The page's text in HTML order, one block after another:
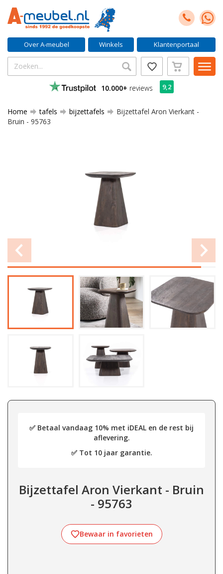
Over A-meubel Winkels Klantenportaal
10.000+ reviews 9,2
Home tafels bijzettafels
Bijzettafel Aron Vierkant -
Bruin - 95763
✅ Betaal vandaag 10% met iDEAL en de rest bij
aflevering.
✅ Tot 10 jaar garantie.
Bijzettafel Aron Vierkant - Bruin
- 95763
Bewaar in favorieten